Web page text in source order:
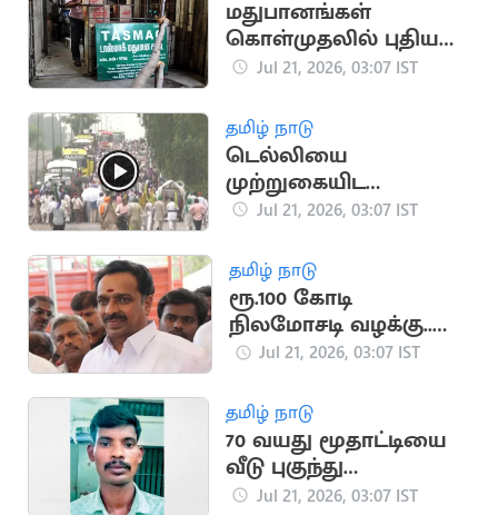
மதுபானங்கள்
கொள்முதலில் புதிய
நடைமுறை -
அதிரடி
Jul 21, 2026, 03:07 IST
தமிழ் நாடு
டெல்லியை
முற்றுகையிட
விவசாயிகள் ஆயத்தம்
Jul 21, 2026, 03:07 IST
தமிழ் நாடு
ரூ.100 கோடி
நிலமோசடி வழக்கு..
எம்.ஆர்.விஜயபாசகர்
உத்தரவு
Jul 21, 2026, 03:07 IST
தமிழ் நாடு
70 வயது மூதாட்டியை
வீடு புகுந்து
பலாத்காரம் செய்த
Jul 21, 2026, 03:07 IST